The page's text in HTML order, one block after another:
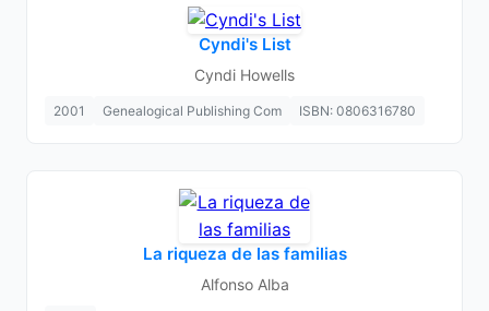
Cyndi's List
Cyndi Howells
2001 Genealogical Publishing Com ISBN: 0806316780
La riqueza de las familias
Alfonso Alba